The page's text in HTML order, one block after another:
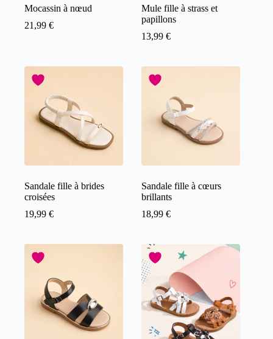
Mocassin à nœud
21,99 €
Mule fille à strass et
papillons
13,99€
Sandale fille à brides
croisées
19,99 €
Sandale fille à cœurs
brillants
18,99€